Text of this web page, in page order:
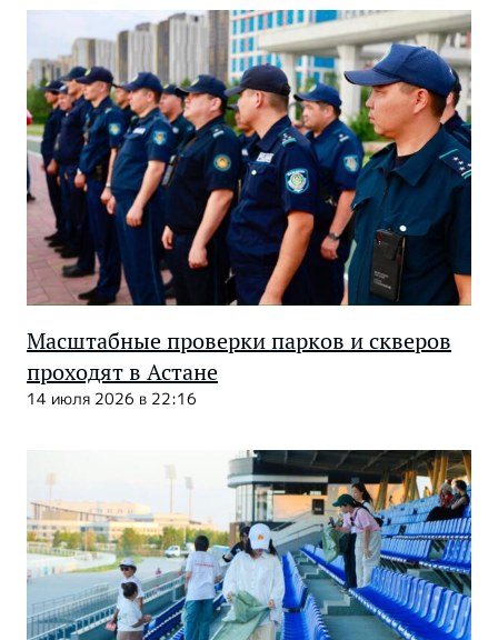
Масштабные проверки парков и скверов
проходят в Астане
14 июля 2026 в 22:16